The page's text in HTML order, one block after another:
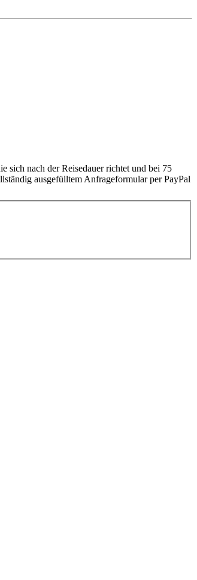
sich nach der Reisedauer richtet und bei 75
ausgefülltem Anfrageformular per PayPal